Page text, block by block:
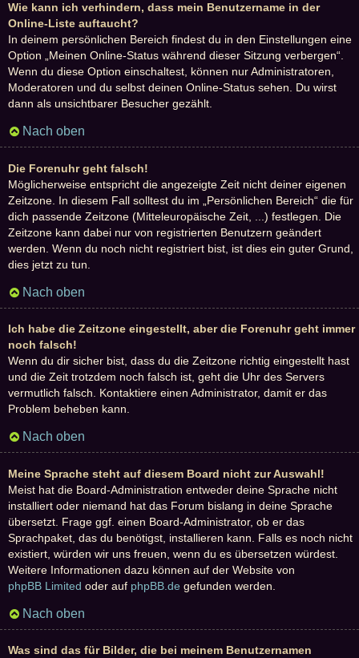
Wie kann ich verhindern, dass mein Benutzername in der
Online-Liste auftaucht?
In deinem persönlichen Bereich findest du in den Einstellungen eine
Option „Meinen Online-Status während dieser Sitzung verbergen“.
Wenn du diese Option einschaltest, können nur Administratoren,
Moderatoren und du selbst deinen Online-Status sehen. Du wirst
dann als unsichtbarer Besucher gezählt.
Nach oben
Die Forenuhr geht falsch!
Möglicherweise entspricht die angezeigte Zeit nicht deiner eigenen
Zeitzone. In diesem Fall solltest du im „Persönlichen Bereich“ die für
dich passende Zeitzone (Mitteleuropäische Zeit, ...) festlegen. Die
Zeitzone kann dabei nur von registrierten Benutzern geändert
werden. Wenn du noch nicht registriert bist, ist dies ein guter Grund,
dies jetzt zu tun.
Nach oben
Ich habe die Zeitzone eingestellt, aber die Forenuhr geht immer
noch falsch!
Wenn du dir sicher bist, dass du die Zeitzone richtig eingestellt hast
und die Zeit trotzdem noch falsch ist, geht die Uhr des Servers
vermutlich falsch. Kontaktiere einen Administrator, damit er das
Problem beheben kann.
Nach oben
Meine Sprache steht auf diesem Board nicht zur Auswahl!
Meist hat die Board-Administration entweder deine Sprache nicht
installiert oder niemand hat das Forum bislang in deine Sprache
übersetzt. Frage ggf. einen Board-Administrator, ob er das
Sprachpaket, das du benötigst, installieren kann. Falls es noch nicht
existiert, würden wir uns freuen, wenn du es übersetzen würdest.
Weitere Informationen dazu können auf der Website von
phpBB Limited oder auf phpBB.de gefunden werden.
Nach oben
Was sind das für Bilder, die bei meinem Benutzernamen